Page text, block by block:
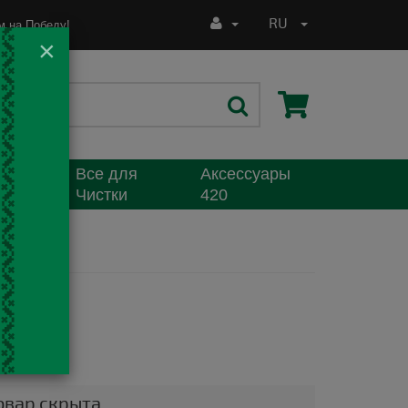
на Победу! RU
Все для
Чистки
Аксессуары
420
×